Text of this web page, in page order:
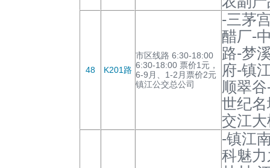
48 K201路
市区线路 6:30-18:00
6:30-18:00 票价1元，
6-9月、1-2月票价2元
镇江公交总公司
-三茅
醋厂-
路-梦
府-镇
顺翠
世纪
交江
-镇江
科魅